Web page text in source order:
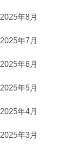
2025年8月
2025年7月
2025年6月
2025年5月
2025年4月
2025年3月